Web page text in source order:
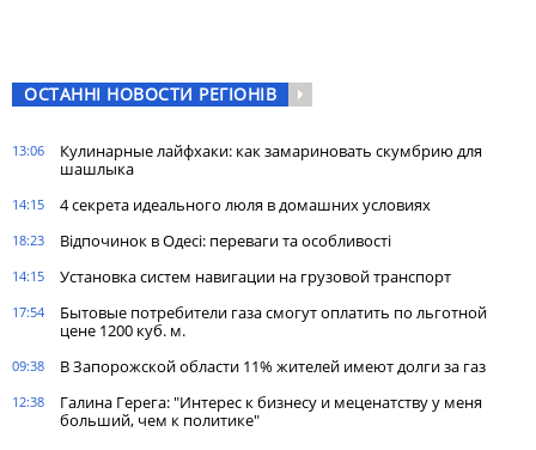
ОСТАННІ НОВОСТИ РЕГІОНІВ
13:06
Кулинарные лайфхаки: как замариновать скумбрию для
шашлыка
14:15 4 секрета идеального люля в домашних условиях
18:23 Відпочинок в Одесі: переваги та особливості
14:15 Установка систем навигации на грузовой транспорт
17:54
Бытовые потребители газа cмогут оплатить по льготной
цене 1200 куб. м.
09:38 В Запорожской области 11% жителей имеют долги за газ
12:38
Галина Герега: "Интерес к бизнесу и меценатству у меня
больший, чем к политике"